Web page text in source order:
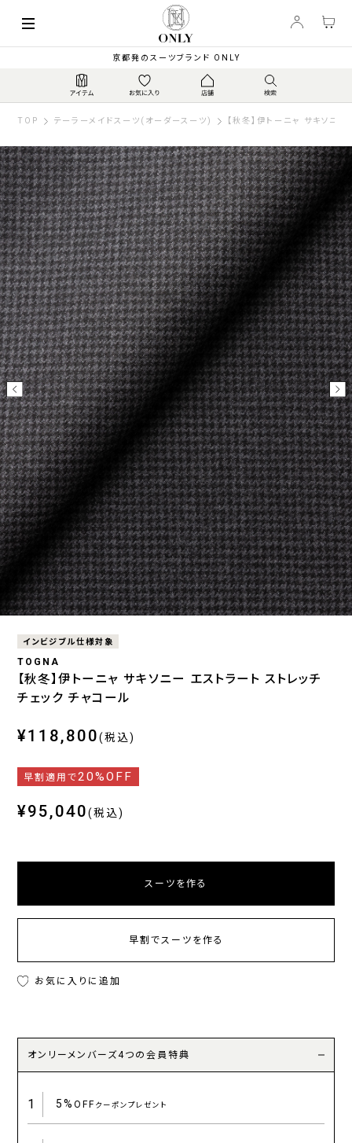
京都発のスーツブランド ONLY
TOP テーラーメイドスーツ(オーダースーツ) 【秋冬】伊トーニャ サキソニ
インビジブル仕様対象
TOGNA
【秋冬】伊トーニャ サキソニー エストラート ストレッチ
チェック チャコール
¥118,800(税込)
早割適用で20%OFF
¥95,040(税込)
スーツを作る
早割でスーツを作る
お気に入りに追加
オンリーメンバーズ4つの会員特典
1 5%OFFクーポンプレゼント